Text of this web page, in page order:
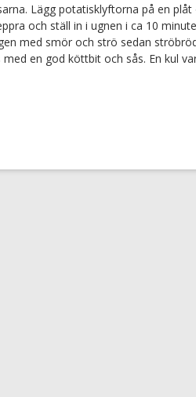
Lägg potatisklyftorna på en
och ställ in i ugnen i ca 10
med smör och strö sedan
en god köttbit och sås. En kul